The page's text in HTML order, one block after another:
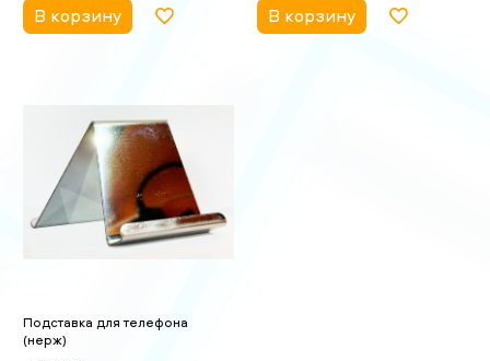
В корзину В корзину
Подставка для телефона
(нерж)